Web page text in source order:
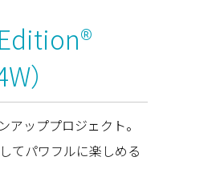
）
ッププロジェクト。
てパワフルに楽しめる